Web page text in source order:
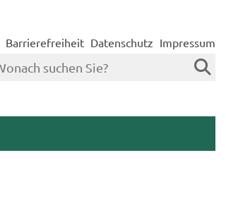
Barrierefreiheit Datenschutz Impressum